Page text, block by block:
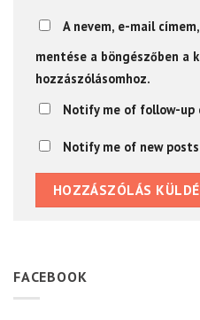
A nevem, e-mail
mentése a böngészőben a
hozzászólásomhoz.
Notify me of follow-up
Notify me of new
FACEBOOK